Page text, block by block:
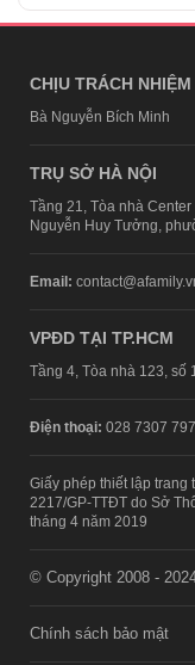
CHỊU TRÁCH
Bà Nguyễn Bích Minh
TRỤ SỞ HÀ NỘI
Tầng 21, Tòa nhà
Nguyễn Huy Tưởng,
Email:
VPĐD TẠI TP.HCM
Tầng 4, Tòa nhà 123, số
Điện thoại: 028 7307
Giấy phép thiết lập trang
2217/GP-TTĐT do Sở
tháng 4 năm 2019
© Copyright 2008 -
Chính sách bảo mật